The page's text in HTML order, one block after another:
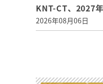
KNT-CT、2027
2026年08月06日